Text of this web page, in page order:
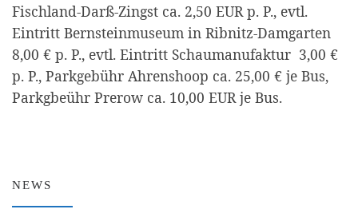
Fischland-Darß-Zingst ca. 2,50 EUR p. P., evtl.
Eintritt Bernsteinmuseum in Ribnitz-Damgarten
8,00 € p. P., evtl. Eintritt Schaumanufaktur 3,00 €
p. P., Parkgebühr Ahrenshoop ca. 25,00 € je Bus,
Parkgbeühr Prerow ca. 10,00 EUR je Bus.
NEWS